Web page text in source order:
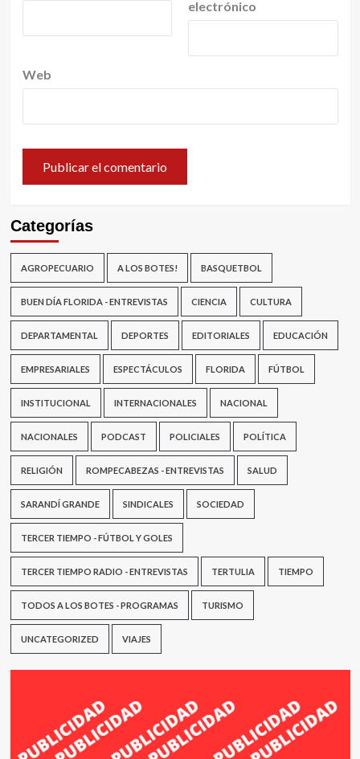
electrónico
Web
Categorías
AGROPECUARIO A LOS BOTES! BASQUETBOL
BUEN DÍA FLORIDA - ENTREVISTAS CIENCIA CULTURA
DEPARTAMENTAL DEPORTES EDITORIALES EDUCACIÓN
EMPRESARIALES ESPECTÁCULOS FLORIDA FÚTBOL
INSTITUCIONAL INTERNACIONALES NACIONAL
NACIONALES PODCAST POLICIALES POLÍTICA
RELIGIÓN ROMPECABEZAS - ENTREVISTAS SALUD
SARANDÍ GRANDE SINDICALES SOCIEDAD
TERCER TIEMPO - FÚTBOL Y GOLES
TERCER TIEMPO RADIO - ENTREVISTAS TERTULIA TIEMPO
TODOS A LOS BOTES - PROGRAMAS TURISMO
UNCATEGORIZED VIAJES